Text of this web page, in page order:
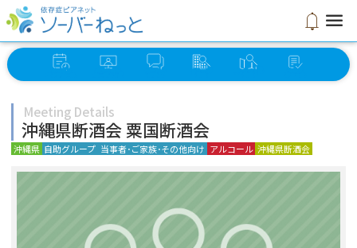
notifications menu
イベント オンライン ソーバー グループ ミーティング セルフ
Meeting Details
沖縄県断酒会 粟国断酒会
沖縄県 自助グループ 当事者･ご家族･その他向け アルコール 沖縄県断酒会